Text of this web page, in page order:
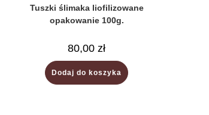
Tuszki ślimaka liofilizowane
opakowanie 100g.
80,00zł
Dodaj do koszyka